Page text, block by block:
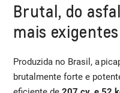
Brutal, do
mais exigentes
Produzida no Brasil, a
brutalmente forte e